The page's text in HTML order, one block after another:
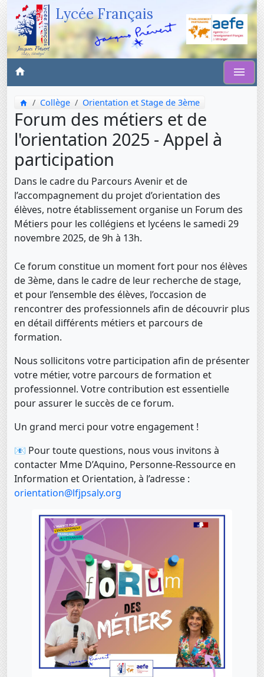
Lycée Français
Collège Orientation et Stage de 3ème
Forum des métiers et de
l'orientation 2025 - Appel à
participation
Dans le cadre du Parcours Avenir et de
l’accompagnement du projet d’orientation des
élèves, notre établissement organise un Forum des
Métiers pour les collégiens et lycéens le samedi 29
novembre 2025, de 9h à 13h.
Ce forum constitue un moment fort pour nos élèves
de 3ème, dans le cadre de leur recherche de stage,
et pour l’ensemble des élèves, l’occasion de
rencontrer des professionnels afin de découvrir plus
en détail différents métiers et parcours de
formation.
Nous sollicitons votre participation afin de présenter
votre métier, votre parcours de formation et
professionnel. Votre contribution est essentielle
pour assurer le succès de ce forum.
Un grand merci pour votre engagement !
📧 Pour toute questions, nous vous invitons à
contacter Mme D’Aquino, Personne-Ressource en
Information et Orientation, à l’adresse :
orientation@lfjpsaly.org